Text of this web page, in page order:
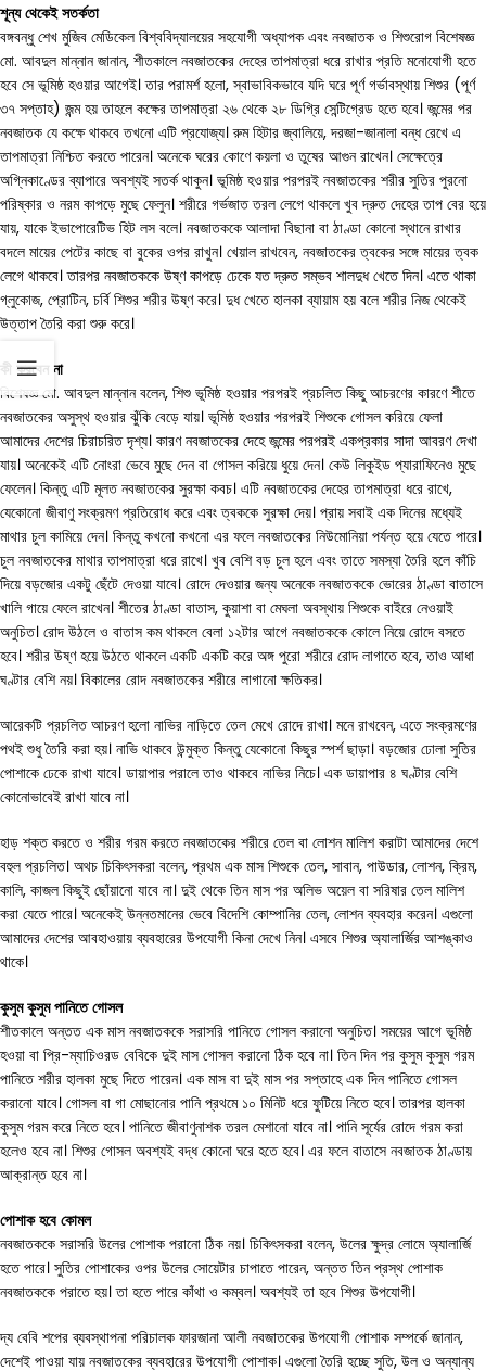
শূন্য থেকেই সতর্কতা
বঙ্গবন্ধু শেখ মুজিব মেডিকেল বিশ্ববিদ্যালয়ের সহযোগী অধ্যাপক এবং নবজাতক ও শিশুরোগ বিশেষজ্ঞ
মো. আবদুল মান্নান জানান, শীতকালে নবজাতকের দেহের তাপমাত্রা ধরে রাখার প্রতি মনোযোগী হতে
হবে সে ভূমিষ্ঠ হওয়ার আগেই। তার পরামর্শ হলো, স্বাভাবিকভাবে যদি ঘরে পূর্ণ গর্ভাবস্থায় শিশুর (পূর্ণ
৩৭ সপ্তাহ) জন্ম হয় তাহলে কক্ষের তাপমাত্রা ২৬ থেকে ২৮ ডিগ্রি সেন্টিগ্রেড হতে হবে। জন্মের পর
নবজাতক যে কক্ষে থাকবে তখনো এটি প্রযোজ্য। রুম হিটার জ্বালিয়ে, দরজা-জানালা বন্ধ রেখে এ
তাপমাত্রা নিশ্চিত করতে পারেন। অনেকে ঘরের কোণে কয়লা ও তুষের আগুন রাখেন। সেক্ষেত্রে
অগ্নিকাণ্ডের ব্যাপারে অবশ্যই সতর্ক থাকুন। ভূমিষ্ঠ হওয়ার পরপরই নবজাতকের শরীর সুতির পুরনো
পরিষ্কার ও নরম কাপড়ে মুছে ফেলুন। শরীরে গর্ভজাত তরল লেগে থাকলে খুব দ্রুত দেহের তাপ বের হয়ে
যায়, যাকে ইভাপোরেটিভ হিট লস বলে। নবজাতককে আলাদা বিছানা বা ঠাণ্ডা কোনো স্থানে রাখার
বদলে মায়ের পেটের কাছে বা বুকের ওপর রাখুন। খেয়াল রাখবেন, নবজাতকের ত্বকের সঙ্গে মায়ের ত্বক
লেগে থাকবে। তারপর নবজাতককে উষ্ণ কাপড়ে ঢেকে যত দ্রুত সম্ভব শালদুধ খেতে দিন। এতে থাকা
গ্লুকোজ, প্রোটিন, চর্বি শিশুর শরীর উষ্ণ করে। দুধ খেতে হালকা ব্যায়াম হয় বলে শরীর নিজ থেকেই
উত্তাপ তৈরি করা শুরু করে।
কী করবেন না
বিশেষজ্ঞ মো. আবদুল মান্নান বলেন, শিশু ভূমিষ্ঠ হওয়ার পরপরই প্রচলিত কিছু আচরণের কারণে শীতে
নবজাতকের অসুস্থ হওয়ার ঝুঁকি বেড়ে যায়। ভূমিষ্ঠ হওয়ার পরপরই শিশুকে গোসল করিয়ে ফেলা
আমাদের দেশের চিরাচরিত দৃশ্য। কারণ নবজাতকের দেহে জন্মের পরপরই একপ্রকার সাদা আবরণ দেখা
যায়। অনেকেই এটি নোংরা ভেবে মুছে দেন বা গোসল করিয়ে ধুয়ে দেন। কেউ লিকুইড প্যারাফিনেও মুছে
ফেলেন। কিন্তু এটি মূলত নবজাতকের সুরক্ষা কবচ। এটি নবজাতকের দেহের তাপমাত্রা ধরে রাখে,
যেকোনো জীবাণু সংক্রমণ প্রতিরোধ করে এবং ত্বককে সুরক্ষা দেয়। প্রায় সবাই এক দিনের মধ্যেই
মাথার চুল কামিয়ে দেন। কিন্তু কখনো কখনো এর ফলে নবজাতকের নিউমোনিয়া পর্যন্ত হয়ে যেতে পারে।
চুল নবজাতকের মাথার তাপমাত্রা ধরে রাখে। খুব বেশি বড় চুল হলে এবং তাতে সমস্যা তৈরি হলে কাঁচি
দিয়ে বড়জোর একটু ছেঁটে দেওয়া যাবে। রোদে দেওয়ার জন্য অনেকে নবজাতককে ভোরের ঠাণ্ডা বাতাসে
খালি গায়ে ফেলে রাখেন। শীতের ঠাণ্ডা বাতাস, কুয়াশা বা মেঘলা অবস্থায় শিশুকে বাইরে নেওয়াই
অনুচিত। রোদ উঠলে ও বাতাস কম থাকলে বেলা ১২টার আগে নবজাতককে কোলে নিয়ে রোদে বসতে
হবে। শরীর উষ্ণ হয়ে উঠতে থাকলে একটি একটি করে অঙ্গ পুরো শরীরে রোদ লাগাতে হবে, তাও আধা
ঘণ্টার বেশি নয়। বিকালের রোদ নবজাতকের শরীরে লাগানো ক্ষতিকর।
আরেকটি প্রচলিত আচরণ হলো নাভির নাড়িতে তেল মেখে রোদে রাখা। মনে রাখবেন, এতে সংক্রমণের
পথই শুধু তৈরি করা হয়। নাভি থাকবে উন্মুক্ত কিন্তু যেকোনো কিছুর স্পর্শ ছাড়া। বড়জোর ঢোলা সুতির
পোশাকে ঢেকে রাখা যাবে। ডায়াপার পরালে তাও থাকবে নাভির নিচে। এক ডায়াপার ৪ ঘণ্টার বেশি
কোনোভাবেই রাখা যাবে না।
হাড় শক্ত করতে ও শরীর গরম করতে নবজাতকের শরীরে তেল বা লোশন মালিশ করাটা আমাদের দেশে
বহুল প্রচলিত। অথচ চিকিৎসকরা বলেন, প্রথম এক মাস শিশুকে তেল, সাবান, পাউডার, লোশন, ক্রিম,
কালি, কাজল কিছুই ছোঁয়ানো যাবে না। দুই থেকে তিন মাস পর অলিভ অয়েল বা সরিষার তেল মালিশ
করা যেতে পারে। অনেকেই উন্নতমানের ভেবে বিদেশি কোম্পানির তেল, লোশন ব্যবহার করেন। এগুলো
আমাদের দেশের আবহাওয়ায় ব্যবহারের উপযোগী কিনা দেখে নিন। এসবে শিশুর অ্যালার্জির আশঙ্কাও
থাকে।
কুসুম কুসুম পানিতে গোসল
শীতকালে অন্তত এক মাস নবজাতককে সরাসরি পানিতে গোসল করানো অনুচিত। সময়ের আগে ভূমিষ্ঠ
হওয়া বা প্রি-ম্যাচিওরড বেবিকে দুই মাস গোসল করানো ঠিক হবে না। তিন দিন পর কুসুম কুসুম গরম
পানিতে শরীর হালকা মুছে দিতে পারেন। এক মাস বা দুই মাস পর সপ্তাহে এক দিন পানিতে গোসল
করানো যাবে। গোসল বা গা মোছানোর পানি প্রথমে ১০ মিনিট ধরে ফুটিয়ে নিতে হবে। তারপর হালকা
কুসুম গরম করে নিতে হবে। পানিতে জীবাণুনাশক তরল মেশানো যাবে না। পানি সূর্যের রোদে গরম করা
হলেও হবে না। শিশুর গোসল অবশ্যই বদ্ধ কোনো ঘরে হতে হবে। এর ফলে বাতাসে নবজাতক ঠাণ্ডায়
আক্রান্ত হবে না।
পোশাক হবে কোমল
নবজাতককে সরাসরি উলের পোশাক পরানো ঠিক নয়। চিকিৎসকরা বলেন, উলের ক্ষুদ্র লোমে অ্যালার্জি
হতে পারে। সুতির পোশাকের ওপর উলের সোয়েটার চাপাতে পারেন, অন্তত তিন প্রস্থ পোশাক
নবজাতককে পরাতে হয়। তা হতে পারে কাঁথা ও কম্বল। অবশ্যই তা হবে শিশুর উপযোগী।
দ্য বেবি শপের ব্যবস্থাপনা পরিচালক ফারজানা আলী নবজাতকের উপযোগী পোশাক সম্পর্কে জানান,
দেশেই পাওয়া যায় নবজাতকের ব্যবহারের উপযোগী পোশাক। এগুলো তৈরি হচ্ছে সুতি, উল ও অন্যান্য